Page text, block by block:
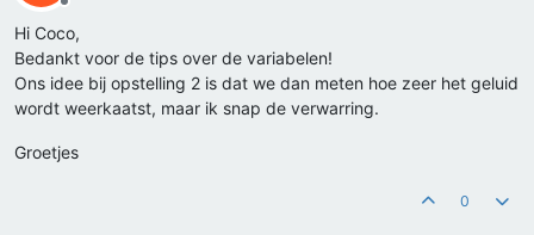
Offline
Hi Coco,
Bedankt voor de tips over de variabelen!
Ons idee bij opstelling 2 is dat we dan meten hoe zeer het geluid
wordt weerkaatst, maar ik snap de verwarring.
Groetjes
0